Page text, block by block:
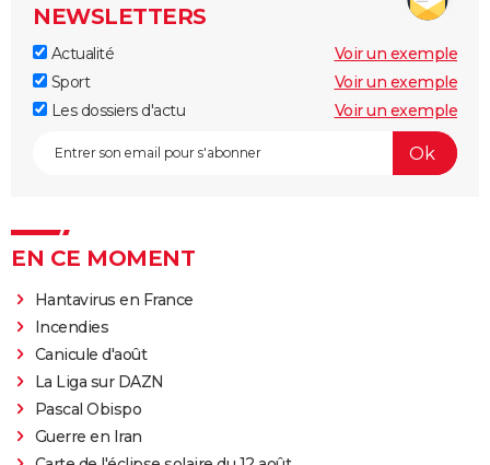
NEWSLETTERS
Actualité
Voir un exemple
Sport
Voir un exemple
Les dossiers d'actu
Voir un exemple
EN CE MOMENT
Hantavirus en France
Incendies
Canicule d'août
La Liga sur DAZN
Pascal Obispo
Guerre en Iran